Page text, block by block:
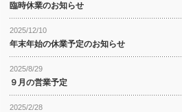
臨時休業のお知らせ
2025/12/10
年末年始の休業予定のお知らせ
2025/8/29
９月の営業予定
2025/2/28